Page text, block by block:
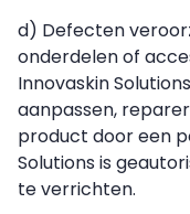
d) Defecten
onderdelen of
Innovaskin
aanpassen,
product door een
Solutions is
te verrichten.